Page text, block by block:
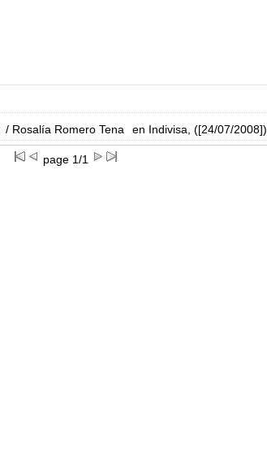
/ Rosalía Romero Tena en Indivisa, ([24/07/2008])
page 1/1